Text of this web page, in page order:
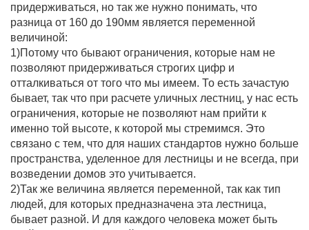
придерживаться, но так же нужно понимать, что
разница от 160 до 190мм является переменной
величиной:
1)Потому что бывают ограничения, которые нам не
позволяют придерживаться строгих цифр и
отталкиваться от того что мы имеем. То есть зачастую
бывает, так что при расчете уличных лестниц, у нас есть
ограничения, которые не позволяют нам прийти к
именно той высоте, к которой мы стремимся. Это
связано с тем, что для наших стандартов нужно больше
пространства, уделенное для лестницы и не всегда, при
возведении домов это учитывается.
2)Так же величина является переменной, так как тип
людей, для которых предназначена эта лестница,
бывает разной. И для каждого человека может быть